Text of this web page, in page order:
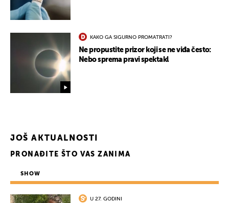
KAKO GA SIGURNO PROMATRATI?
Ne propustite prizor koji se ne viđa često:
Nebo sprema pravi spektakl
JOŠ AKTUALNOSTI
PRONAĐITE ŠTO VAS ZANIMA
SHOW
U 27. GODINI